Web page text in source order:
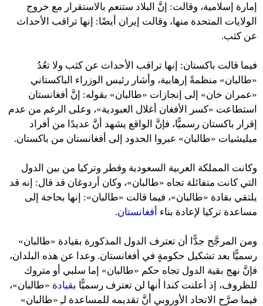
إمارة إسلامية، وقالت: إنَّ البلاد ستنعم بالاستقرار مع خروج
الولايات المتحدة منها، وقالت إيران أيضًا: إنها تراقب الأحداث
عن كثب.
فيما قالت باكستان: إنها تراقب الأحداث عن كثب ولا تعُدُ
«طالبان» منظمةً إرهابية، وأشار رئيس الوزراء الباكستاني
«عمران خان» إلى إنجازات «طالبان» بقوله: إنَّ أفغانستان
استطاعت «كسر الأفغان أغلال العبودية»، وعلى الرغم من عدم
إقرار باكستان رسميًّا، فإنَّ الواقع يشهد أنَّ عديدًا من أفراد
ميليشيات «طالبان» عبروا الحدود إلى أفغانستان من باكستان.
وكانت المملكة العربية السعودية وقطر وتركيا من بين الدول
التي كانت متفائلة تجاه «طالبان»، وكان أردوغان قد قال: إنه قد
يلتقي بقادة «طالبان»، فيما قالت «طالبان»: إنها بحاجة إلى
مساعدة تركيا لإعادة بناء أفغانستان.
ومن المرجَّح جدًّا أن تعترف الدول المذكورة بقيادة «طالبان»
رسميًّا بعد تشكيل حكومةٍ في أفغانستان. وعدا عن هذه البلدان،
فإنَّ نهج بقية الدول تجاه حكم «طالبان» إما سلبي أو متروك
للظروف، إذ أعلنت كندا أنها لن تعترف رسميًّا بقيادة «طالبان»،
فيما صرَّح الاتحاد الأوروبي أنَّ تقديمه للمساعدة لـِ «طالبان»